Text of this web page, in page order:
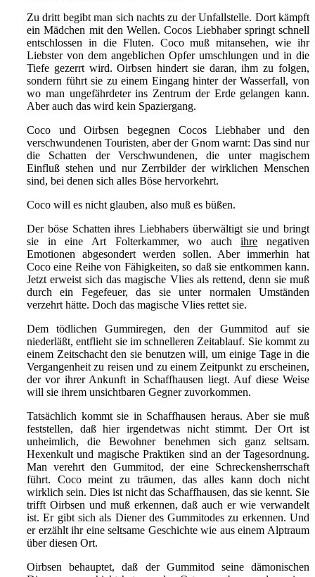
Zu dritt begibt man sich nachts zu der Unfallstelle. Dort kämpft
ein Mädchen mit den Wellen. Cocos Liebhaber springt schnell
entschlossen in die Fluten. Coco muß mitansehen, wie ihr
Liebster von dem angeblichen Opfer umschlungen und in die
Tiefe gezerrt wird. Oirbsen hindert sie daran, ihm zu folgen,
sondern führt sie zu einem Eingang hinter der Wasserfall, von
wo man ungefährdeter ins Zentrum der Erde gelangen kann.
Aber auch das wird kein Spaziergang.
Coco und Oirbsen begegnen Cocos Liebhaber und den
verschwundenen Touristen, aber der Gnom warnt: Das sind nur
die Schatten der Verschwundenen, die unter magischem
Einfluß stehen und nur Zerrbilder der wirklichen Menschen
sind, bei denen sich alles Böse hervorkehrt.
Coco will es nicht glauben, also muß es büßen.
Der böse Schatten ihres Liebhabers überwältigt sie und bringt
sie in eine Art Folterkammer, wo auchihre negativen
Emotionen abgesondert werden sollen. Aber immerhin hat
Coco eine Reihe von Fähigkeiten, so daß sie entkommen kann.
Jetzt erweist sich das magische Vlies als rettend, denn sie muß
durch ein Fegefeuer, das sie unter normalen Umständen
verzehrt hätte. Doch das magische Vlies rettet sie.
Dem tödlichen Gummiregen, den der Gummitod auf sie
niederläßt, entflieht sie im schnelleren Zeitablauf. Sie kommt zu
einem Zeitschacht den sie benutzen will, um einige Tage in die
Vergangenheit zu reisen und zu einem Zeitpunkt zu erscheinen,
der vor ihrer Ankunft in Schaffhausen liegt. Auf diese Weise
will sie ihrem unsichtbaren Gegner zuvorkommen.
Tatsächlich kommt sie in Schaffhausen heraus. Aber sie muß
feststellen, daß hier irgendetwas nicht stimmt. Der Ort ist
unheimlich, die Bewohner benehmen sich ganz seltsam.
Hexenkult und magische Praktiken sind an der Tagesordnung.
Man verehrt den Gummitod, der eine Schreckensherrschaft
führt. Coco meint zu träumen, das alles kann doch nicht
wirklich sein. Dies ist nicht das Schaffhausen, das sie kennt. Sie
trifft Oirbsen und muß erkennen, daß auch er wie verwandelt
ist. Er gibt sich als Diener des Gummitodes zu erkennen. Und
er erzählt ihr eine seltsame Geschichte wie aus einem Alptraum
über diesen Ort.
Oirbsen behauptet, daß der Gummitod seine dämonischen